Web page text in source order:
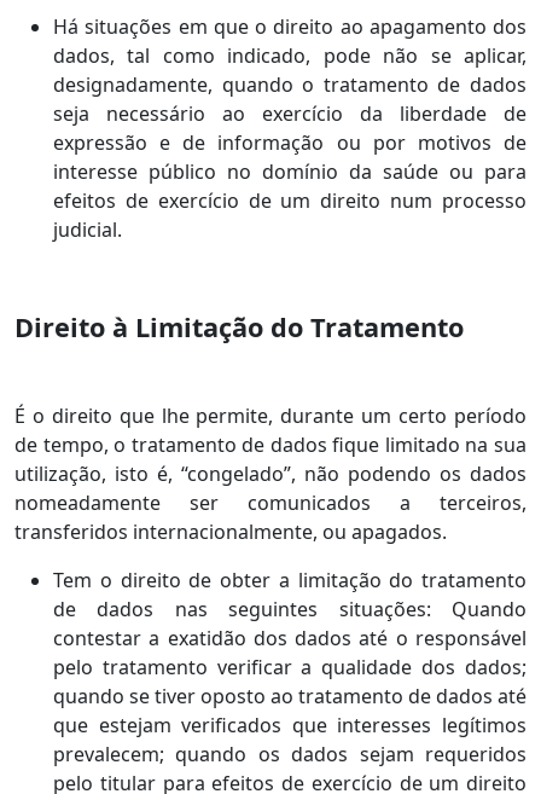
Há situações em que o direito ao apagamento dos
dados, tal como indicado, pode não se aplicar,
designadamente, quando o tratamento de dados
seja necessário ao exercício da liberdade de
expressão e de informação ou por motivos de
interesse público no domínio da saúde ou para
efeitos de exercício de um direito num processo
judicial.
Direito à Limitação do Tratamento
É o direito que lhe permite, durante um certo período
de tempo, o tratamento de dados fique limitado na sua
utilização, isto é, “congelado”, não podendo os dados
nomeadamente ser comunicados a terceiros,
transferidos internacionalmente, ou apagados.
Tem o direito de obter a limitação do tratamento
de dados nas seguintes situações: Quando
contestar a exatidão dos dados até o responsável
pelo tratamento verificar a qualidade dos dados;
quando se tiver oposto ao tratamento de dados até
que estejam verificados que interesses legítimos
prevalecem; quando os dados sejam requeridos
pelo titular para efeitos de exercício de um direito